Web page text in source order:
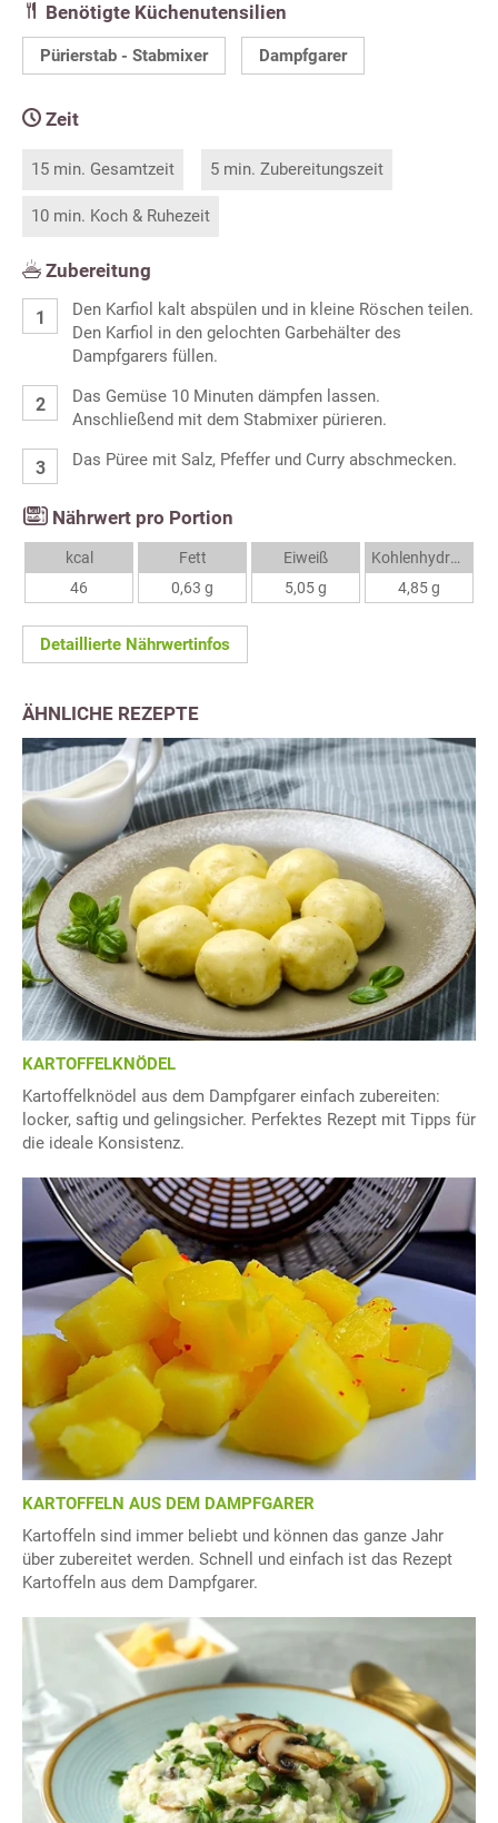
Benötigte Küchenutensilien
Pürierstab - Stabmixer Dampfgarer
Zeit
15 min. Gesamtzeit 5 min. Zubereitungszeit
10 min. Koch & Ruhezeit
Zubereitung
Den Karfiol kalt abspülen und in kleine Röschen teilen.
Den Karfiol in den gelochten Garbehälter des
Dampfgarers füllen.
Das Gemüse 10 Minuten dämpfen lassen.
Anschließend mit dem Stabmixer pürieren.
Das Püree mit Salz, Pfeffer und Curry abschmecken.
Nährwert pro Portion
kcal
46
Fett
0,63 g
Eiweiß
5,05 g
Kohlenhydrate
4,85 g
Detaillierte Nährwertinfos
ÄHNLICHE REZEPTE
KARTOFFELKNÖDEL
Kartoffelknödel aus dem Dampfgarer einfach zubereiten:
locker, saftig und gelingsicher. Perfektes Rezept mit Tipps für
die ideale Konsistenz.
KARTOFFELN AUS DEM DAMPFGARER
Kartoffeln sind immer beliebt und können das ganze Jahr
über zubereitet werden. Schnell und einfach ist das Rezept
Kartoffeln aus dem Dampfgarer.